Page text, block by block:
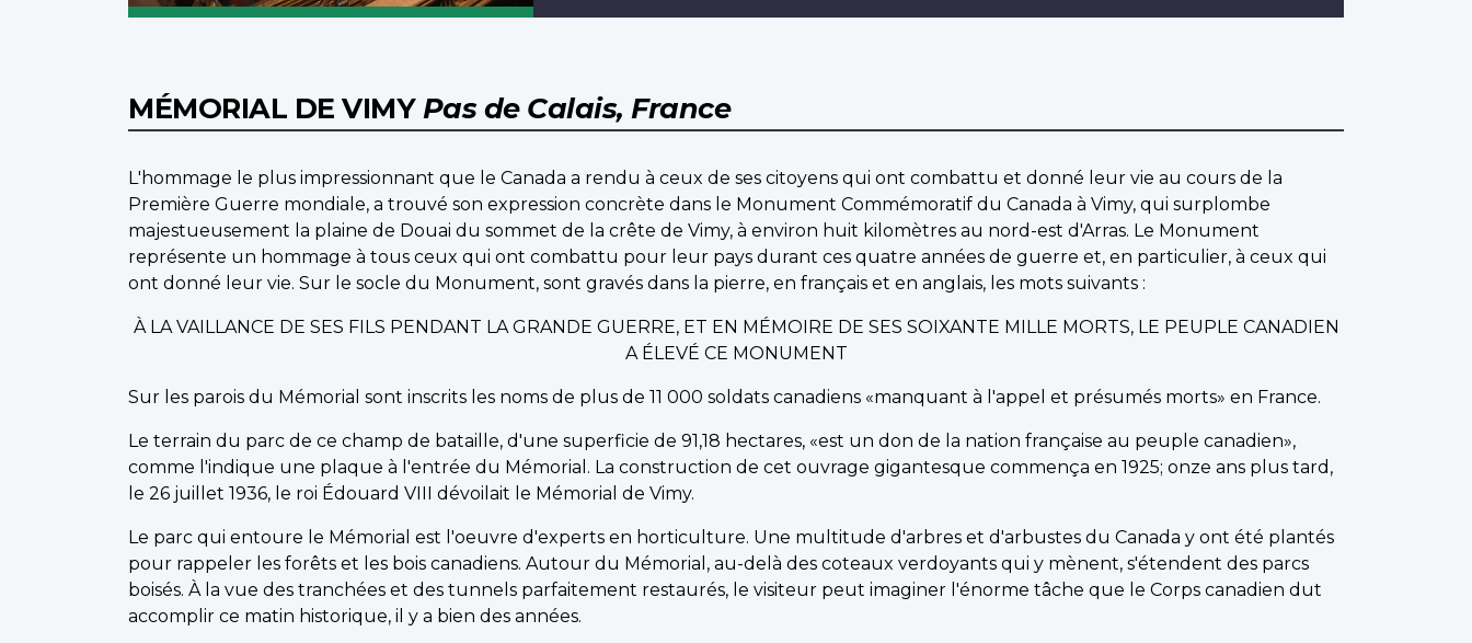
MÉMORIAL DE VIMY Pas de Calais, France
L'hommage le plus impressionnant que le Canada a rendu à ceux de ses citoyens qui ont combattu et donné leur vie au cours de la
Première Guerre mondiale, a trouvé son expression concrète dans le Monument Commémoratif du Canada à Vimy, qui surplombe
majestueusement la plaine de Douai du sommet de la crête de Vimy, à environ huit kilomètres au nord-est d'Arras. Le Monument
représente un hommage à tous ceux qui ont combattu pour leur pays durant ces quatre années de guerre et, en particulier, à ceux qui
ont donné leur vie. Sur le socle du Monument, sont gravés dans la pierre, en français et en anglais, les mots suivants :
À LA VAILLANCE DE SES FILS PENDANT LA GRANDE GUERRE, ET EN MÉMOIRE DE SES SOIXANTE MILLE MORTS, LE PEUPLE CANADIEN
A ÉLEVÉ CE MONUMENT
Sur les parois du Mémorial sont inscrits les noms de plus de 11 000 soldats canadiens «manquant à l'appel et présumés morts» en France.
Le terrain du parc de ce champ de bataille, d'une superficie de 91,18 hectares, «est un don de la nation française au peuple canadien»,
comme l'indique une plaque à l'entrée du Mémorial. La construction de cet ouvrage gigantesque commença en 1925; onze ans plus tard,
le 26 juillet 1936, le roi Édouard VIII dévoilait le Mémorial de Vimy.
Le parc qui entoure le Mémorial est l'oeuvre d'experts en horticulture. Une multitude d'arbres et d'arbustes du Canada y ont été plantés
pour rappeler les forêts et les bois canadiens. Autour du Mémorial, au-delà des coteaux verdoyants qui y mènent, s'étendent des parcs
boisés. À la vue des tranchées et des tunnels parfaitement restaurés, le visiteur peut imaginer l'énorme tâche que le Corps canadien dut
accomplir ce matin historique, il y a bien des années.